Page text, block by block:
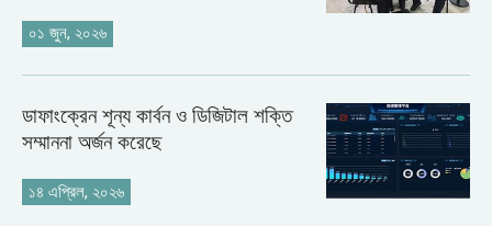
০১ জুন, ২০২৬
ডাফাংক্রেন শূন্য কার্বন ও ডিজিটাল শক্তি
সম্মাননা অর্জন করেছে
১৪ এপ্রিল, ২০২৬